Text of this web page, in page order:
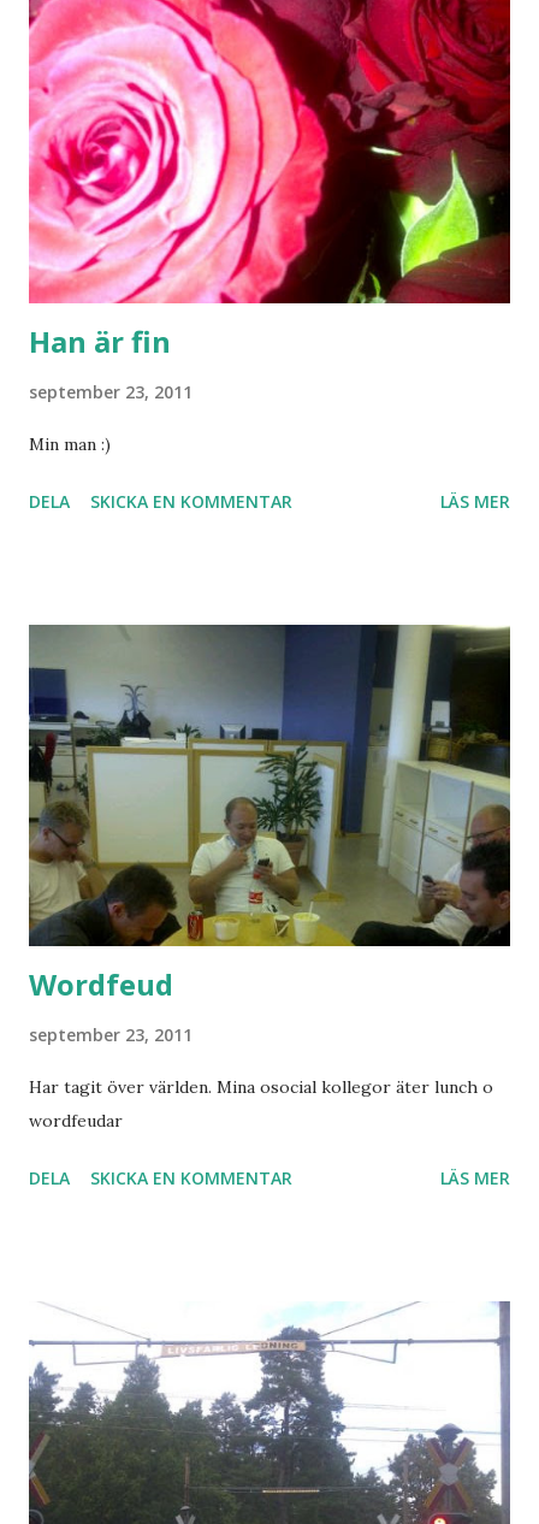
Han är fin
september 23, 2011
Min man :)
DELA SKICKA EN KOMMENTAR LÄS MER
Wordfeud
september 23, 2011
Har tagit över världen. Mina osocial kollegor äter lunch o
wordfeudar
DELA SKICKA EN KOMMENTAR LÄS MER